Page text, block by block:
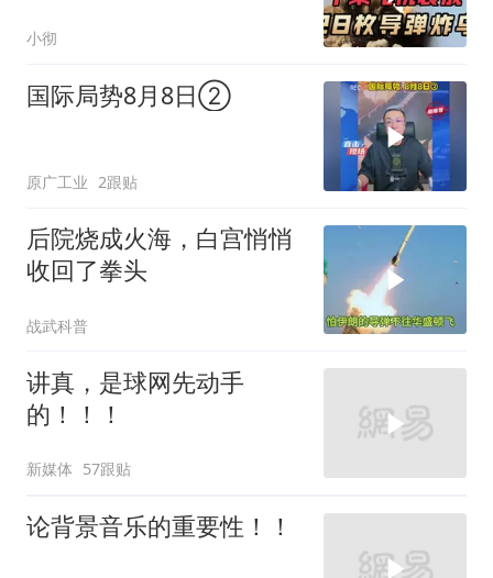
小彻
国际局势8月8日②
原广工业 2跟贴
后院烧成火海，白宫悄悄
收回了拳头
战武科普
讲真，是球网先动手
的！！！
新媒体 57跟贴
论背景音乐的重要性！！